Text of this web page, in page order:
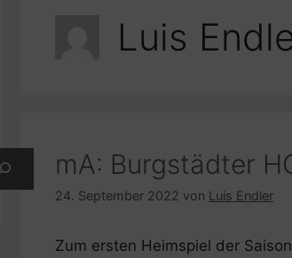
Luis
mA: Burgstädter
24. September 2022 von Luis Endler
Zum ersten Heimspiel der